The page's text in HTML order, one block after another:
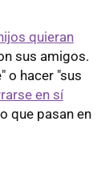
quieran
sus amigos.
o hacer "sus
en sí
que pasan en